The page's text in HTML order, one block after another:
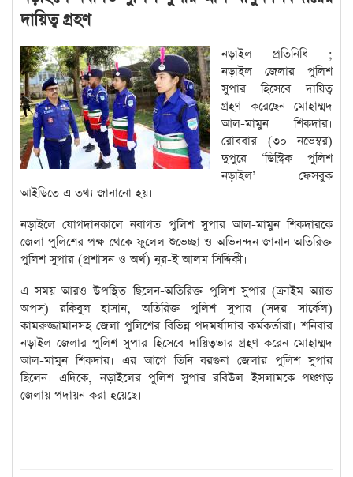
দায়িত্ব গ্রহণ
নড়াইল প্রতিনিধি ;
নড়াইল জেলার পুলিশ
সুপার হিসেবে দায়িত্ব
গ্রহণ করেছেন মোহাম্মদ
আল-মামুন শিকদার।
রোববার (৩০ নভেম্বর)
দুপুরে ‘ডিস্ট্রিক পুলিশ
নড়াইল’ ফেসবুক
আইডিতে এ তথ্য জানানো হয়।
নড়াইলে যোগদানকালে নবাগত পুলিশ সুপার আল-মামুন শিকদারকে
জেলা পুলিশের পক্ষ থেকে ফুলেল শুভেচ্ছা ও অভিনন্দন জানান অতিরিক্ত
পুলিশ সুপার (প্রশাসন ও অর্থ) নূর-ই আলম সিদ্দিকী।
এ সময় আরও উপস্থিত ছিলেন-অতিরিক্ত পুলিশ সুপার (ক্রাইম অ্যান্ড
অপস্) রকিবুল হাসান, অতিরিক্ত পুলিশ সুপার (সদর সার্কেল)
কামরুজ্জামানসহ জেলা পুলিশের বিভিন্ন পদমর্যাদার কর্মকর্তারা। শনিবার
নড়াইল জেলার পুলিশ সুপার হিসেবে দায়িত্বভার গ্রহণ করেন মোহাম্মদ
আল-মামুন শিকদার। এর আগে তিনি বরগুনা জেলার পুলিশ সুপার
ছিলেন। এদিকে, নড়াইলের পুলিশ সুপার রবিউল ইসলামকে পঞ্চগড়
জেলায় পদায়ন করা হয়েছে।